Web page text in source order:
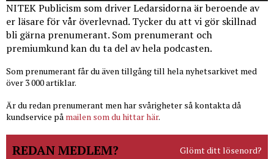
NITEK Publicism som driver Ledarsidorna är beroende av
er läsare för vår överlevnad. Tycker du att vi gör skillnad
bli gärna prenumerant. Som prenumerant och
premiumkund kan du ta del av hela podcasten.
Som prenumerant får du även tillgång till hela nyhetsarkivet med
över 3 000 artiklar.
Är du redan prenumerant men har svårigheter så kontakta då
kundservice på mailen som du hittar här.
REDAN MEDLEM? Glömt ditt lösenord?